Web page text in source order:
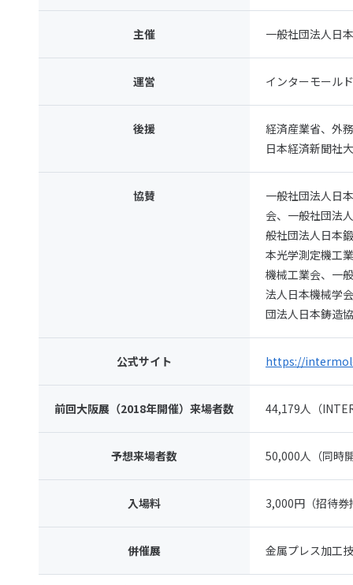
主催 一般社団法人日
運営 インターモール
後援
経済産業省、外
日本経済新聞社
協賛
一般社団法人日
会、一般社団法
般社団法人日本
本光学測定機工
機械工業会、一
法人日本機械学
団法人日本鋳造
公式サイト https://
前回大阪展（2018年開催）来場者数 44,179人（
予想来場者数 50,000人（同時
入場料 3,000円（招待
併催展 金属プレス加工